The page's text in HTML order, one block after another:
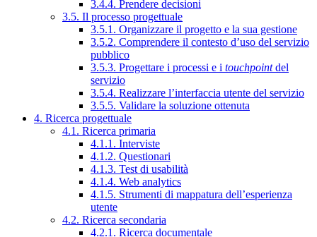
3.4.4. Prendere decisioni
3.5. Il processo progettuale
3.5.1. Organizzare il progetto e la sua gestione
3.5.2. Comprendere il contesto d’uso del servizio
pubblico
3.5.3. Progettare i processi e i touchpointdel
servizio
3.5.4. Realizzare l’interfaccia utente del servizio
3.5.5. Validare la soluzione ottenuta
4. Ricerca progettuale
4.1. Ricerca primaria
4.1.1. Interviste
4.1.2. Questionari
4.1.3. Test di usabilità
4.1.4. Web analytics
4.1.5. Strumenti di mappatura dell’esperienza
utente
4.2. Ricerca secondaria
4.2.1. Ricerca documentale